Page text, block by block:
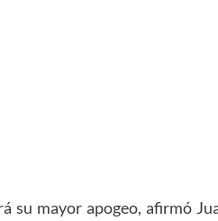
su mayor apogeo, afirmó